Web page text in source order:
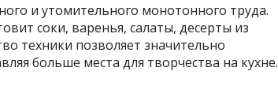
и утомительного монотонного труда.
соки, варенья, салаты, десерты из
техники позволяет значительно
больше места для творчества на кухне.